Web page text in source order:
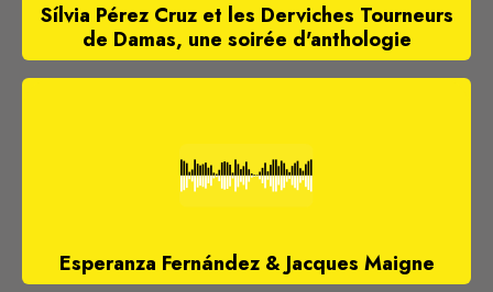
Sílvia Pérez Cruz et les Derviches Tourneurs
de Damas, une soirée d'anthologie
Esperanza Fernández & Jacques Maigne